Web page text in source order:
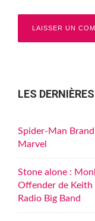
LES
Spider-Man
Marvel
Stone alone :
Offender de Keith
Radio Big Band